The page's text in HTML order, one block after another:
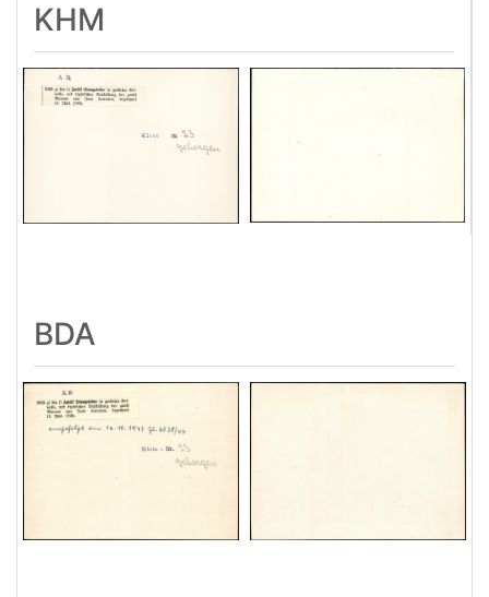
KHM
BDA